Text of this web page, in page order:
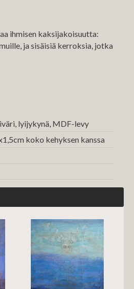
ihmisen kaksijakoisuutta:
ja sisäisiä kerroksia, jotka
lyijykynä, MDF-levy
koko kehyksen kanssa